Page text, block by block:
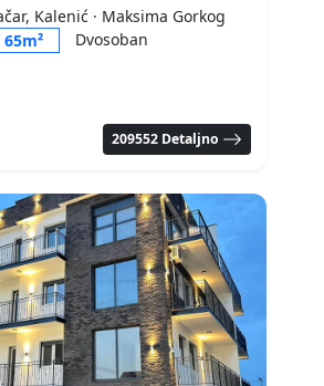
Kalenić · Maksima Gorkog
65m² Dvosoban
209552 Detaljno